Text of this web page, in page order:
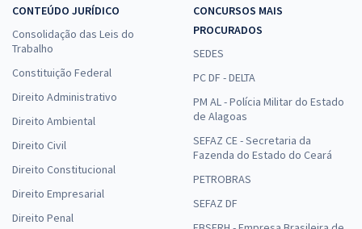
CONTEÚDO JURÍDICO
Consolidação das Leis do
Trabalho
Constituição Federal
Direito Administrativo
Direito Ambiental
Direito Civil
Direito Constitucional
Direito Empresarial
Direito Penal
CONCURSOS MAIS
PROCURADOS
SEDES
PC DF - DELTA
PM AL - Polícia Militar do Estado
de Alagoas
SEFAZ CE - Secretaria da
Fazenda do Estado do Ceará
PETROBRAS
SEFAZ DF